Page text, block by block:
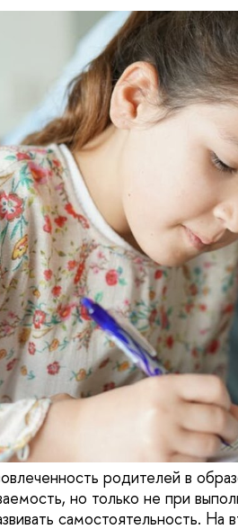
родителей в
но только не при
самостоятельность. На